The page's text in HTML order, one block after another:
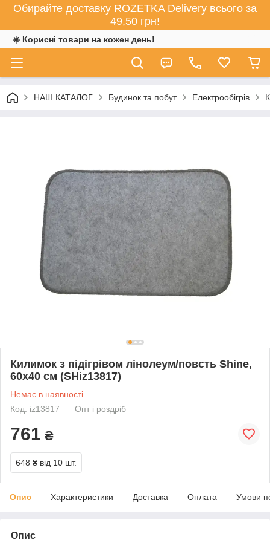
Обирайте доставку ROZETKA Delivery всього за
49,50 грн!
☀️ Корисні товари на кожен день!
НАШ КАТАЛОГ Будинок та побут Електрообігрів
Килимок з підігрівом лінолеум/повсть Shine,
60х40 см (SHiz13817)
Немає в наявності
Код: iz13817
Опт і роздріб
761 ₴
648 ₴ від 10 шт.
Опис Характеристики Доставка Оплата Умови
Опис